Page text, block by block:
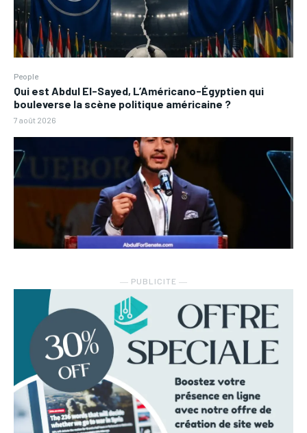
People
Qui est Abdul El-Sayed, L’Américano-Égyptien qui
bouleverse la scène politique américaine ?
7 août 2026
― PUBLICITE ―